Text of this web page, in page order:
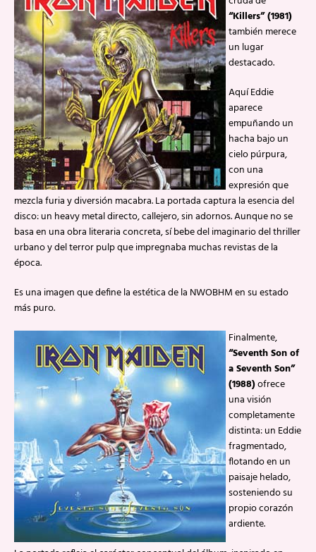
“Killers” (1981)
también merece
un lugar
destacado.
Aquí Eddie
aparece
empuñando un
hacha bajo un
cielo púrpura,
con una
expresión que
mezcla furia y diversión macabra. La portada captura la esencia del
disco: un heavy metal directo, callejero, sin adornos. Aunque no se
basa en una obra literaria concreta, sí bebe del imaginario del thriller
urbano y del terror pulp que impregnaba muchas revistas de la
época.
Es una imagen que define la estética de la NWOBHM en su estado
más puro.
Finalmente,
“Seventh Son of
a Seventh Son”
(1988)ofrece
una visión
completamente
distinta: un Eddie
fragmentado,
flotando en un
paisaje helado,
sosteniendo su
propio corazón
ardiente.